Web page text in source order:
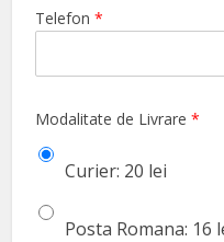
Telefon*
Modalitate de Livrare*
Curier: 20 lei
Posta Romana: 16